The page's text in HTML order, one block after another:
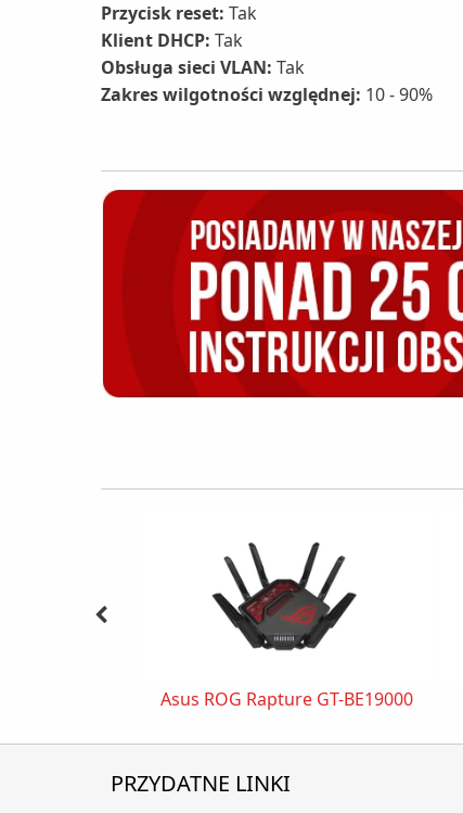
Przycisk reset: Tak
Klient DHCP: Tak
Obsługa sieci VLAN: Tak
Zakres wilgotności względnej: 10 - 90%
Asus ROG Rapture GT-BE19000
PRZYDATNE LINKI